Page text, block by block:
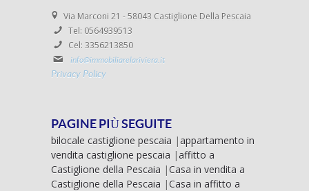
Via Marconi 21 - 58043 Castiglione Della Pescaia
Tel: 0564939513
Cel: 3356213850
info@immobiliarelariviera.it
Privacy Policy
PAGINE PIÙ SEGUITE
bilocale castiglione pescaia |appartamento in
vendita castiglione pescaia |affitto a
Castiglione della Pescaia |Casa in vendita a
Castiglione della Pescaia |Casa in affitto a